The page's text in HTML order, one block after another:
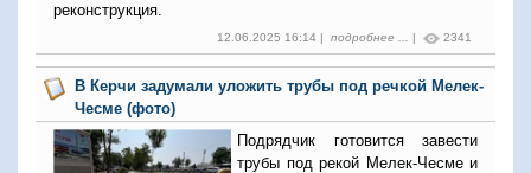
реконструкция.
12.06.2025 16:14 | подробнее ... | 2341
В Керчи задумали уложить трубы под речкой Мелек-
Чесме (фото)
Подрядчик готовится завести
трубы под рекой Мелек-Чесме и